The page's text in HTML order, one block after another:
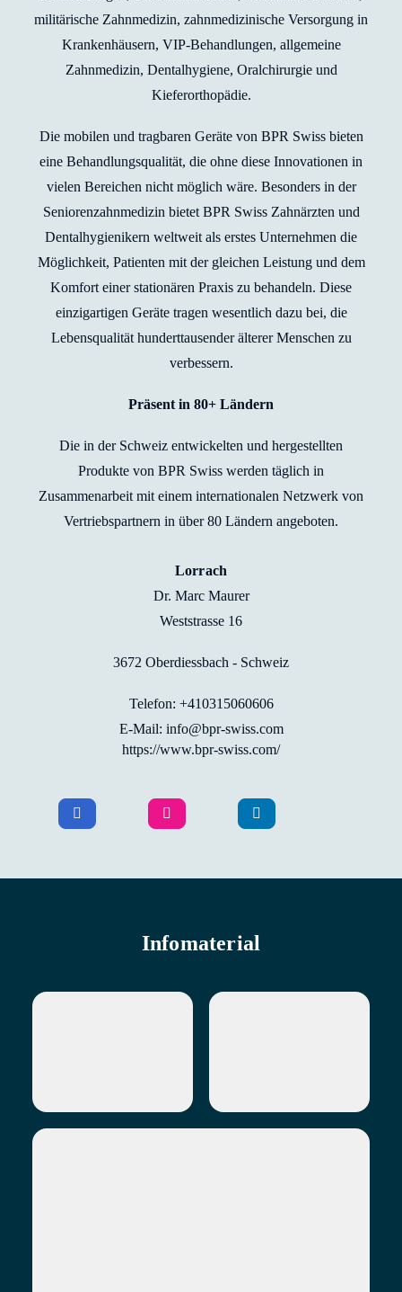
militärische Zahnmedizin, zahnmedizinische Versorgung in
Krankenhäusern, VIP-Behandlungen, allgemeine
Zahnmedizin, Dentalhygiene, Oralchirurgie und
Kieferorthopädie.
Die mobilen und tragbaren Geräte von BPR Swiss bieten
eine Behandlungsqualität, die ohne diese Innovationen in
vielen Bereichen nicht möglich wäre. Besonders in der
Seniorenzahnmedizin bietet BPR Swiss Zahnärzten und
Dentalhygienikern weltweit als erstes Unternehmen die
Möglichkeit, Patienten mit der gleichen Leistung und dem
Komfort einer stationären Praxis zu behandeln. Diese
einzigartigen Geräte tragen wesentlich dazu bei, die
Lebensqualität hunderttausender älterer Menschen zu
verbessern.
Präsent in 80+ Ländern
Die in der Schweiz entwickelten und hergestellten
Produkte von BPR Swiss werden täglich in
Zusammenarbeit mit einem internationalen Netzwerk von
Vertriebspartnern in über 80 Ländern angeboten.
Lorrach
Dr. Marc Maurer
Weststrasse 16
3672 Oberdiessbach - Schweiz
Telefon: +410315060606
E-Mail: info@bpr-swiss.com
https://www.bpr-swiss.com/
Infomaterial